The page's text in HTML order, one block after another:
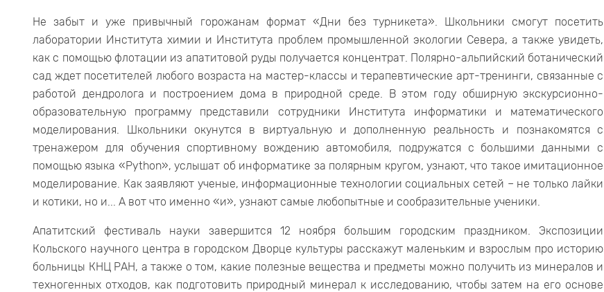
Не забыт и уже привычный горожанам формат «Дни без турникета». Школьники смогут посетить
лаборатории Института химии и Института проблем промышленной экологии Севера, а также увидеть,
как с помощью флотации из апатитовой руды получается концентрат. Полярно-альпийский ботанический
сад ждет посетителей любого возраста на мастер-классы и терапевтические арт-тренинги, связанные с
работой дендролога и построением дома в природной среде. В этом году обширную экскурсионно-
образовательную программу представили сотрудники Института информатики и математического
моделирования. Школьники окунутся в виртуальную и дополненную реальность и познакомятся с
тренажером для обучения спортивному вождению автомобиля, подружатся с большими данными с
помощью языка «Python», услышат об информатике за полярным кругом, узнают, что такое имитационное
моделирование. Как заявляют ученые, информационные технологии социальных сетей – не только лайки
и котики, но и... А вот что именно «и», узнают самые любопытные и сообразительные ученики.
Апатитский фестиваль науки завершится 12 ноября большим городским праздником. Экспозиции
Кольского научного центра в городском Дворце культуры расскажут маленьким и взрослым про историю
больницы КНЦ РАН, а также о том, какие полезные вещества и предметы можно получить из минералов и
техногенных отходов, как подготовить природный минерал к исследованию, чтобы затем на его основе